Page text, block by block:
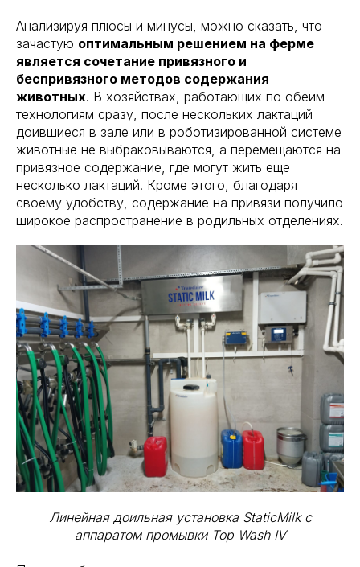
Анализируя плюсы и минусы, можно сказать, что
зачастую оптимальным решением на ферме
является сочетание привязного и
беспривязного методов содержания
животных. В хозяйствах, работающих по обеим
технологиям сразу, после нескольких лактаций
доившиеся в зале или в роботизированной системе
животные не выбраковываются, а перемещаются на
привязное содержание, где могут жить еще
несколько лактаций. Кроме этого, благодаря
своему удобству, содержание на привязи получило
широкое распространение в родильных отделениях.
Линейная доильная установка StaticMilk с
аппаратом промывки Top Wash IV